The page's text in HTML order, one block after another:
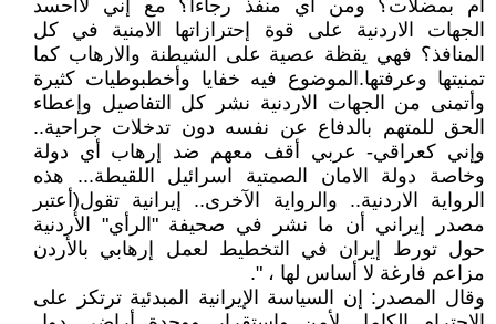
أم بمضلات؟ ومن أي منفذ رجاءا؟ مع إني لااحسد
الجهات الاردنية على قوة إحترازاتها الامنية في كل
المنافذ؟ فهي يقظة عصية على الشيطنة والارهاب كما
تمنيتها وعرفتها.الموضوع فيه خفايا وأخطبوطيات كثيرة
وأتمنى من الجهات الاردنية نشر كل التفاصيل وإعطاء
الحق للمتهم بالدفاع عن نفسه دون تدخلات جراحية..
وإني كعراقي- عربي أقف معهم ضد إرهاب أي دولة
وخاصة دولة الامان الصمتية اسرائيل اللقيطة... هذه
الرواية الاردنية.. والرواية الآخرى.. إيرانية تقول(أعتبر
مصدر إيراني أن ما نشر في صحيفة "الرأي" الأردنية
حول تورط إيران في التخطيط لعمل إرهابي بالأردن
مزاعم فارغة لا أساس لها ، ".
وقال المصدر: إن السياسة الإيرانية المبدئية ترتكز على